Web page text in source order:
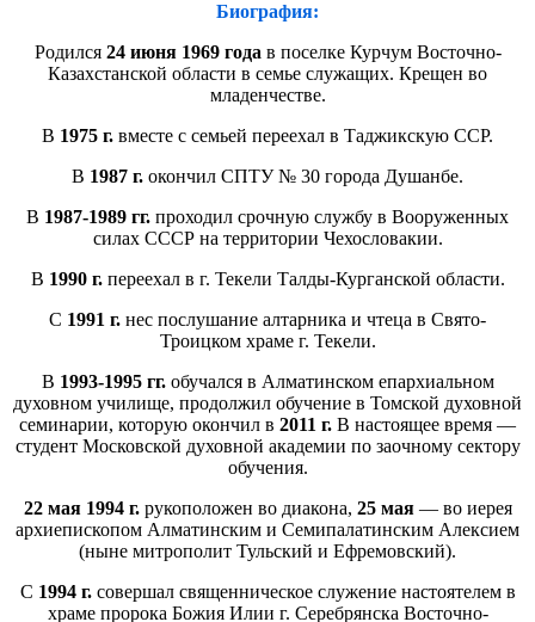
Биография:
Родился 24 июня 1969 года в поселке Курчум Восточно-
Казахстанской области в семье служащих. Крещен во
младенчестве.
В 1975 г. вместе с семьей переехал в Таджикскую ССР.
В 1987 г. окончил СПТУ № 30 города Душанбе.
В 1987-1989 гг. проходил срочную службу в Вооруженных
силах СССР на территории Чехословакии.
В 1990 г.переехал в г. Текели Талды-Курганской области.
С 1991 г. нес послушание алтарника и чтеца в Свято-
Троицком храме г. Текели.
В 1993-1995 гг.обучался в Алматинском епархиальном
духовном училище, продолжил обучение в Томской духовной
семинарии, которую окончил в 2011 г. В настоящее время —
студент Московской духовной академии по заочному сектору
обучения.
22 мая 1994 г.рукоположен во диакона, 25 мая— во иерея
архиепископом Алматинским и Семипалатинским Алексием
(ныне митрополит Тульский и Ефремовский).
С 1994 г.совершал священническое служение настоятелем в
храме пророка Божия Илии г. Серебрянска Восточно-